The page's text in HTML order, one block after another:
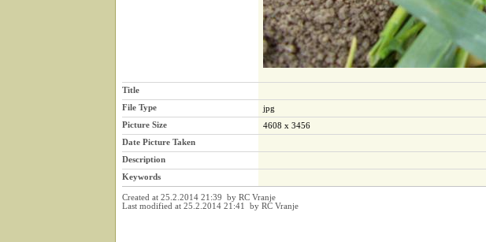
Title
File Type
jpg
Picture Size
4608 x 3456
Date Picture Taken
Description
Keywords
Created at 25.2.2014 21:39 by RC Vranje
Last modified at 25.2.2014 21:41 by RC Vranje